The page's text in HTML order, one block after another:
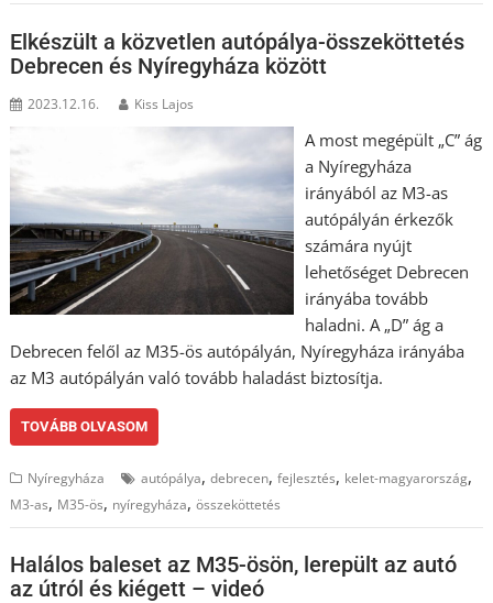
Elkészült a közvetlen autópálya-összeköttetés
Debrecen és Nyíregyháza között
2023.12.16. Kiss Lajos
A most megépült „C” ág
a Nyíregyháza
irányából az M3-as
autópályán érkezők
számára nyújt
lehetőséget Debrecen
irányába tovább
haladni. A „D” ág a
Debrecen felől az M35-ös autópályán, Nyíregyháza irányába
az M3 autópályán való tovább haladást biztosítja.
TOVÁBB OLVASOM
Nyíregyháza autópálya,debrecen,fejlesztés, kelet-magyarország,
M3-as, M35-ös, nyíregyháza,összeköttetés
Halálos baleset az M35-ösön, lerepült az autó
az útról és kiégett – videó